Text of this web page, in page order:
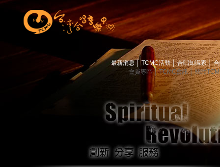
最新消息 TCMC活動│ 合唱知識家│
會員專區│ TCMC會訊│ 關於